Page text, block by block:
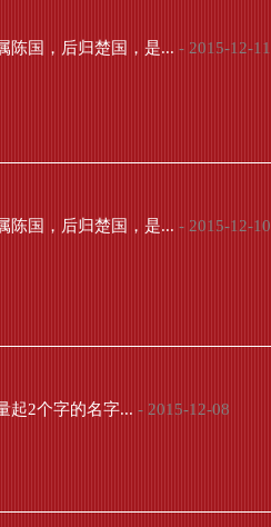
陈国，后归楚国，是... - 2015-12-11
陈国，后归楚国，是... - 2015-12-10
起2个字的名字... - 2015-12-08